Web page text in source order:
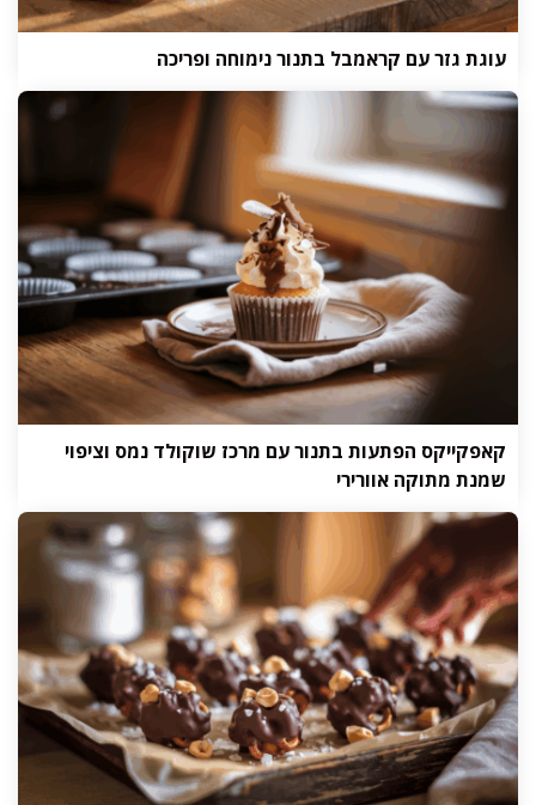
עוגת גזר עם קראמבל בתנור נימוחה ופריכה
קאפקייקס הפתעות בתנור עם מרכז שוקולד נמס וציפוי
שמנת מתוקה אוורירי